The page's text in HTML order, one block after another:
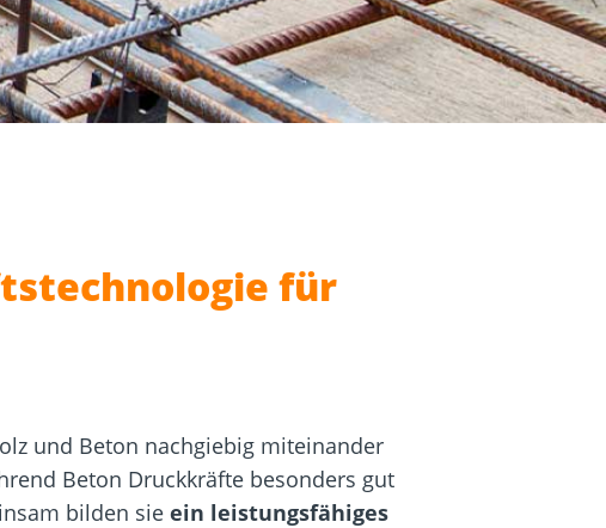
Schraubfundamente
für
und Beton nachgiebig miteinander
Beton Druckkräfte besonders gut
bilden sie ein leistungsfähiges